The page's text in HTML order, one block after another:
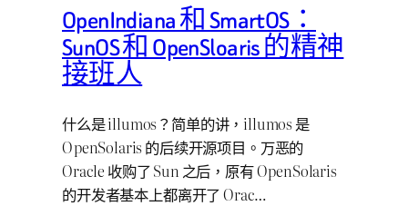
OpenIndiana 和 SmartOS：
SunOS 和 OpenSloaris 的精神
接班人
什么是 illumos？简单的讲，illumos 是
OpenSolaris 的后续开源项目。万恶的
Oracle 收购了 Sun 之后，原有 OpenSolaris
的开发者基本上都离开了 Orac…